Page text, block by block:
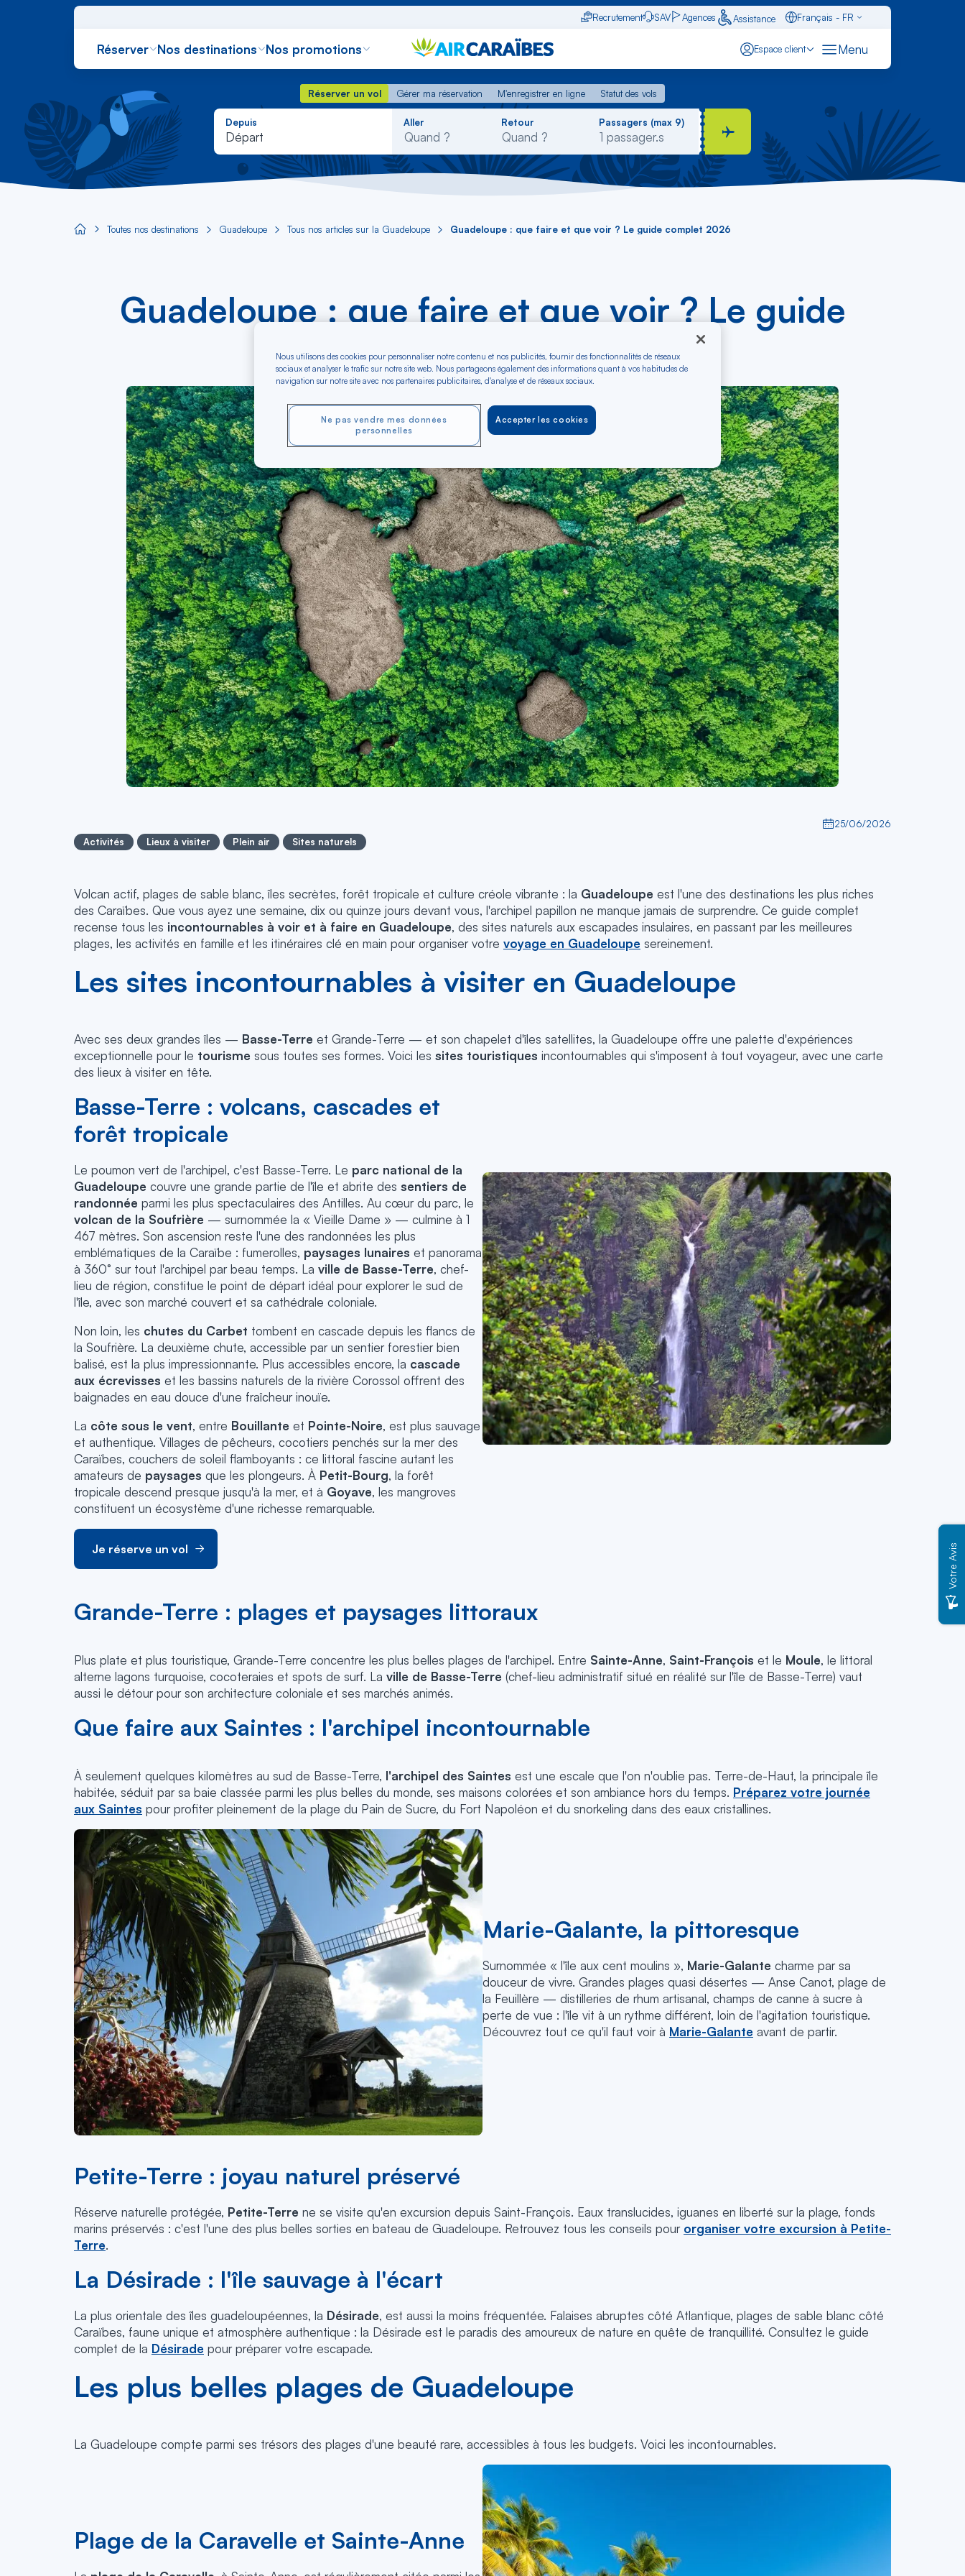
Recrutement SAV Agences Assistance
Français - FR
Réserver Nos destinations Nos promotions Espace client Menu
Réserver un vol Gérer ma réservation M'enregistrer en ligne
Statut des vols
Réserver un vol
Gérer ma réservation M'enregistrer en ligne Statut des vols
Depuis
Départ
Rechercher
dans
liste
Aller Retour Passagers (max 9)
Aircaraibes.comToutes nos destinations Guadeloupe Tous nos articles sur la Guadeloupe Guadeloupe : que faire et que voir ? Le guide complet 2026
Guadeloupe : que faire et que voir ? Le guide
complet 2026
25/06/2026
Activités
Lieux à visiter Plein air Sites naturels
Volcan actif, plages de sable blanc, îles secrètes, forêt tropicale et culture créole vibrante : la Guadeloupe est l'une des destinations les plus riches
des Caraïbes. Que vous ayez une semaine, dix ou quinze jours devant vous, l'archipel papillon ne manque jamais de surprendre. Ce guide complet
recense tous les incontournables à voir et à faire en Guadeloupe, des sites naturels aux escapades insulaires, en passant par les meilleures
plages, les activités en famille et les itinéraires clé en main pour organiser votre voyage en Guadeloupe sereinement.
Les sites incontournables à visiter en Guadeloupe
Avec ses deux grandes îles — Basse-Terre et Grande-Terre — et son chapelet d'îles satellites, la Guadeloupe offre une palette d'expériences
exceptionnelle pour le tourisme sous toutes ses formes. Voici les sites touristiques incontournables qui s'imposent à tout voyageur, avec une carte
des lieux à visiter en tête.
Basse-Terre : volcans, cascades et
forêt tropicale
Le poumon vert de l'archipel, c'est Basse-Terre. Le parc national de la
Guadeloupe couvre une grande partie de l'île et abrite des sentiers de
randonnée parmi les plus spectaculaires des Antilles. Au cœur du parc, le
volcan de la Soufrière — surnommée la « Vieille Dame » — culmine à 1
467 mètres. Son ascension reste l'une des randonnées les plus
emblématiques de la Caraïbe : fumerolles, paysages lunaires et panorama
à 360° sur tout l'archipel par beau temps. La ville de Basse-Terre, chef-
lieu de région, constitue le point de départ idéal pour explorer le sud de
l'île, avec son marché couvert et sa cathédrale coloniale.
Non loin, les chutes du Carbet tombent en cascade depuis les flancs de
la Soufrière. La deuxième chute, accessible par un sentier forestier bien
balisé, est la plus impressionnante. Plus accessibles encore, la cascade
aux écrevisses et les bassins naturels de la rivière Corossol offrent des
baignades en eau douce d'une fraîcheur inouïe.
La côte sous le vent, entre Bouillante et Pointe-Noire, est plus sauvage
et authentique. Villages de pêcheurs, cocotiers penchés sur la mer des
Caraïbes, couchers de soleil flamboyants : ce littoral fascine autant les
amateurs de paysages que les plongeurs. À Petit-Bourg, la forêt
tropicale descend presque jusqu'à la mer, et à Goyave, les mangroves
constituent un écosystème d'une richesse remarquable.
Je réserve un vol
Grande-Terre : plages et paysages littoraux
Plus plate et plus touristique, Grande-Terre concentre les plus belles plages de l'archipel. Entre Sainte-Anne, Saint-François et le Moule, le littoral
alterne lagons turquoise, cocoteraies et spots de surf. La ville de Basse-Terre (chef-lieu administratif situé en réalité sur l'île de Basse-Terre) vaut
aussi le détour pour son architecture coloniale et ses marchés animés.
Que faire aux Saintes : l'archipel incontournable
À seulement quelques kilomètres au sud de Basse-Terre, l'archipel des Saintes est une escale que l'on n'oublie pas. Terre-de-Haut, la principale île
habitée, séduit par sa baie classée parmi les plus belles du monde, ses maisons colorées et son ambiance hors du temps. Préparez votre journée
aux Saintes pour profiter pleinement de la plage du Pain de Sucre, du Fort Napoléon et du snorkeling dans des eaux cristallines.
Marie-Galante, la pittoresque
Surnommée « l'île aux cent moulins », Marie-Galante charme par sa
douceur de vivre. Grandes plages quasi désertes — Anse Canot, plage de
la Feuillère — distilleries de rhum artisanal, champs de canne à sucre à
perte de vue : l'île vit à un rythme différent, loin de l'agitation touristique.
Découvrez tout ce qu'il faut voir à Marie-Galante avant de partir.
Petite-Terre : joyau naturel préservé
Réserve naturelle protégée, Petite-Terre ne se visite qu'en excursion depuis Saint-François. Eaux translucides, iguanes en liberté sur la plage, fonds
marins préservés : c'est l'une des plus belles sorties en bateau de Guadeloupe. Retrouvez tous les conseils pour organiser votre excursion à Petite-
Terre.
La Désirade : l'île sauvage à l'écart
La plus orientale des îles guadeloupéennes, la Désirade, est aussi la moins fréquentée. Falaises abruptes côté Atlantique, plages de sable blanc côté
Caraïbes, faune unique et atmosphère authentique : la Désirade est le paradis des amoureux de nature en quête de tranquillité. Consultez le guide
complet de la Désirade pour préparer votre escapade.
Les plus belles plages de Guadeloupe
La Guadeloupe compte parmi ses trésors des plages d'une beauté rare, accessibles à tous les budgets. Voici les incontournables.
Plage de la Caravelle et Sainte-Anne
Nous utilisons des cookies pour personnaliser notre contenu et nos publicités, fournir des fonctionnalités de réseaux
sociaux et analyser le trafic sur notre site web. Nous partageons également des informations quant à vos habitudes de
navigation sur notre site avec nos partenaires publicitaires, d'analyse et de réseaux sociaux.
Accepter les cookies
Ne pas vendre mes données
personnelles
Votre Avis